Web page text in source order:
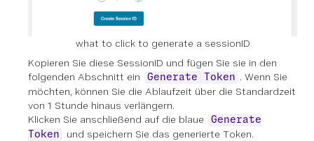
what to click to generate a sessionID
Kopieren Sie diese SessionID und fügen Sie sie in den
folgenden Abschnitt ein
Generate Token . Wenn Sie
möchten, können Sie die Ablaufzeit über die Standardzeit
von 1 Stunde hinaus verlängern.
Klicken Sie anschließend auf die blaue
Generate
Token
und speichern Sie das generierte Token.